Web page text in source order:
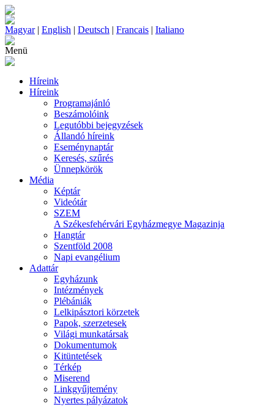
Magyar| English | Deutsch | Francais | Italiano
Menü
Híreink
Híreink
Programajánló
Beszámolóink
Legutóbbi bejegyzések
Állandó híreink
Eseménynaptár
Keresés, szűrés
Ünnepkörök
Média
Képtár
Videótár
SZEM
A Székesfehérvári Egyházmegye Magazinja
Hangtár
Szentföld 2008
Napi evangélium
Adattár
Egyházunk
Intézmények
Plébániák
Lelkipásztori körzetek
Papok, szerzetesek
Világi munkatársak
Dokumentumok
Kitüntetések
Térkép
Miserend
Linkgyűjtemény
Nyertes pályázatok